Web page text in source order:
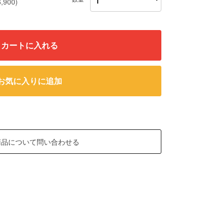
カートに入れる
気に入りに追加
について問い合わせる